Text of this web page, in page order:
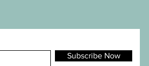
Subscribe Now